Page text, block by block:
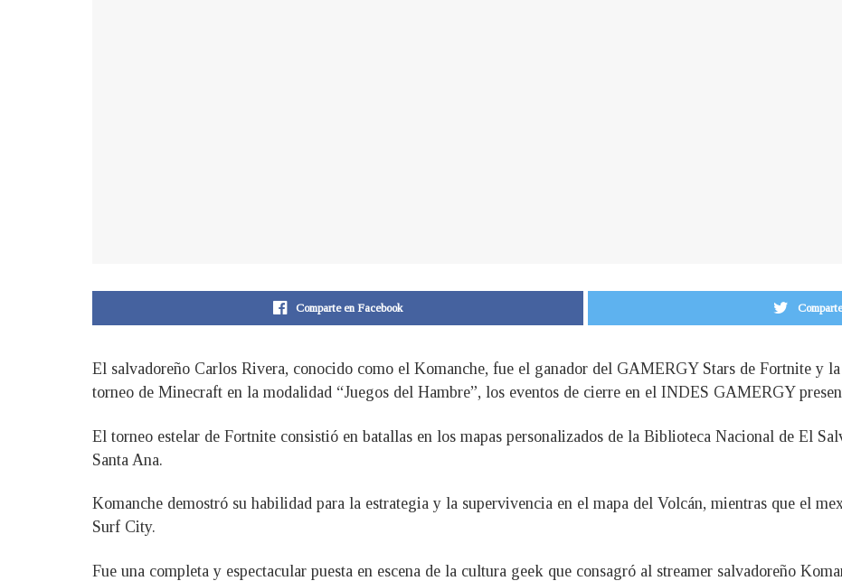
Comparte en Facebook
El salvadoreño Carlos Rivera, conocido como el Komanche, fue el ganador del GAMERGY Stars de Fortnite y
torneo de Minecraft en la modalidad “Juegos del Hambre”, los eventos de cierre en el INDES GAMERGY
El torneo estelar de Fortnite consistió en batallas en los mapas personalizados de la Biblioteca Nacional de El
Santa Ana.
Komanche demostró su habilidad para la estrategia y la supervivencia en el mapa del Volcán, mientras que el
Surf City.
Fue una completa y espectacular puesta en escena de la cultura geek que consagró al streamer salvadoreño